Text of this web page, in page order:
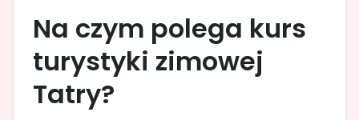
Na czym polega kurs
turystyki zimowej
Tatry?